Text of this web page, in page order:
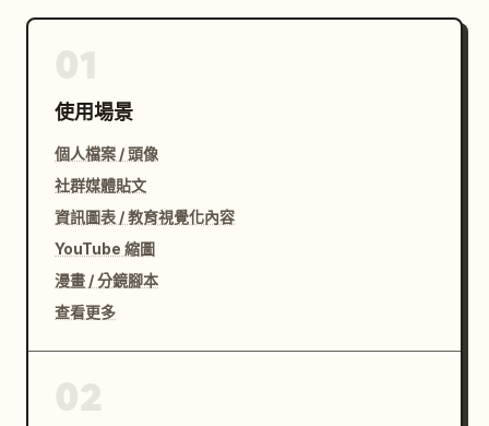
使用場景
個人檔案 / 頭像
社群媒體貼文
資訊圖表 / 教育視覺化內容
YouTube 縮圖
漫畫 / 分鏡腳本
查看更多